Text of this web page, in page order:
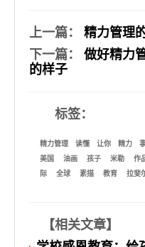
上一篇 ： 精力管理
下一篇 ： 做好精力
的样子
标签：
精力管理 读懂 让你 精力
美国
油画 孩子 米勒 作
际
全球 素描 教育 拉斐
【相关文章】